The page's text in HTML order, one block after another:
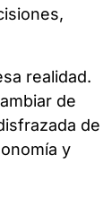
realidad.
de
de
y